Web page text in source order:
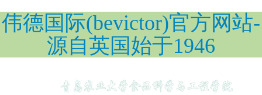
伟德国际(bevictor)官方网站-
源自英国始于1946